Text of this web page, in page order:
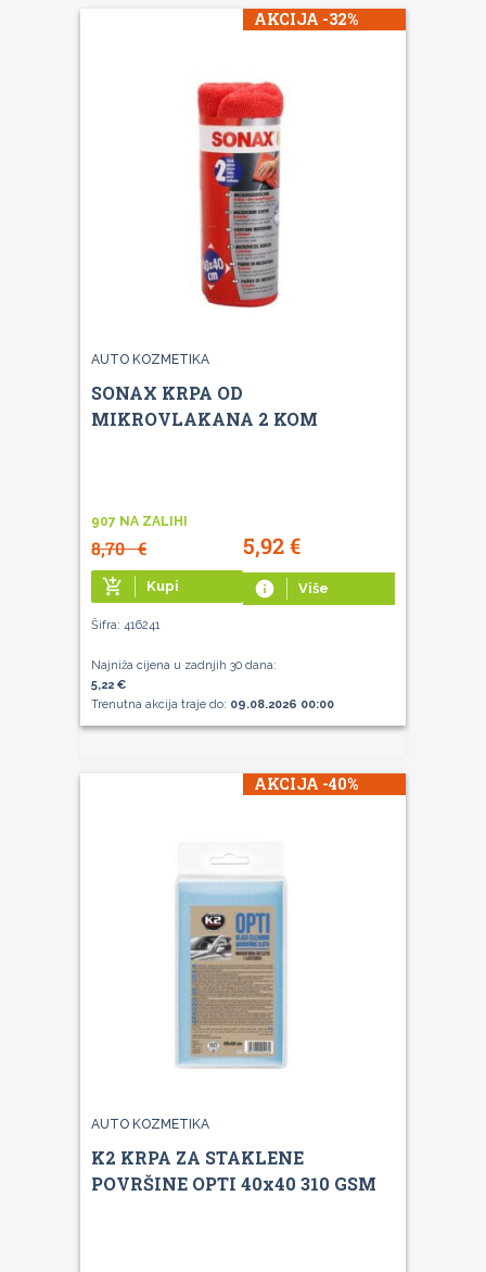
AKCIJA -32%
AUTO KOZMETIKA
SONAX KRPA OD
MIKROVLAKANA 2 KOM
907 NA ZALIHI
8,70€ 5,92€
add_shopping_cart Kupi info Više
Šifra: 416241
Najniža cijena u zadnjih 30 dana:
5,22 €
Trenutna akcija traje do: 09.08.2026 00:00
AKCIJA -40%
AUTO KOZMETIKA
K2 KRPA ZA STAKLENE
POVRŠINE OPTI 40x40 310 GSM